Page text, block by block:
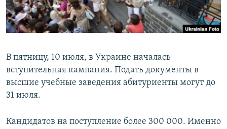
ПОБЕДИТЕЛЕЙ НЕ СУДЯТ?
КРЫМ.НЕПОКОРЕННЫЙ
УКРАИНСКАЯ ПРОБЛЕМА КРЫМА
ПРИСОЕДИНЯЙТЕСЬ!
Все сайты RFE/RL
В пятницу, 10 июля, в Украине началась
вступительная кампания. Подать документы в
высшие учебные заведения абитуриенты могут до
31 июля.
Кандидатов на поступление более 300 000. Именно